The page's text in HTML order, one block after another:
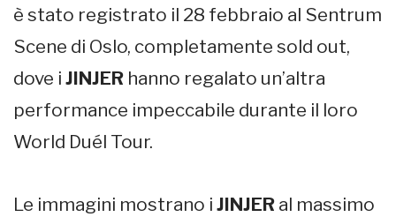
è stato registrato il 28 febbraio al Sentrum
Scene di Oslo, completamente sold out,
dove i JINJER hanno regalato un’altra
performance impeccabile durante il loro
World Duél Tour.
Le immagini mostrano i JINJER al massimo